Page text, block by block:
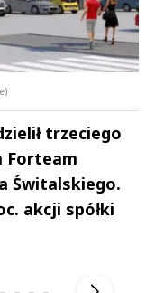
trzeciego
Forteam
Świtalskiego.
akcji spółki